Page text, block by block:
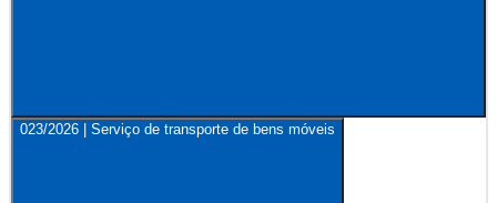
023/2026 | Serviço de transporte de bens móveis